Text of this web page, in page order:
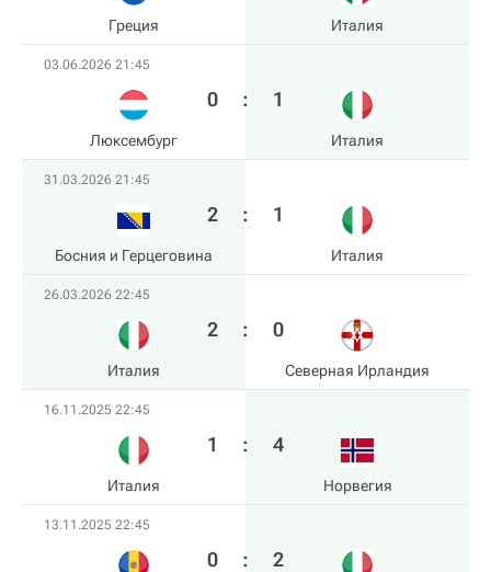
Греция Италия
03.06.2026 21:45
Люксембург
0 : 1
Италия
31.03.2026 21:45
Босния и Герцеговина
2 : 1
Италия
26.03.2026 22:45
Италия
2 : 0
Северная Ирландия
16.11.2025 22:45
Италия
1 : 4
Норвегия
13.11.2025 22:45
0 : 2